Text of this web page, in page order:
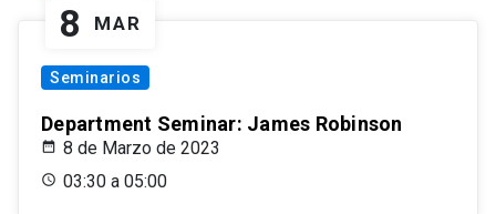
8 MAR
Seminarios
Department Seminar: James Robinson
8 de Marzo de 2023
03:30 a 05:00